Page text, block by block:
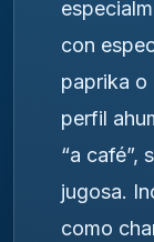
con
paprika o
perfil
“a café”,
jugosa.
como